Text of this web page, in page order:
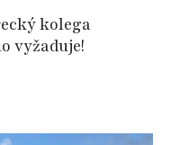
kolega
vyžaduje!